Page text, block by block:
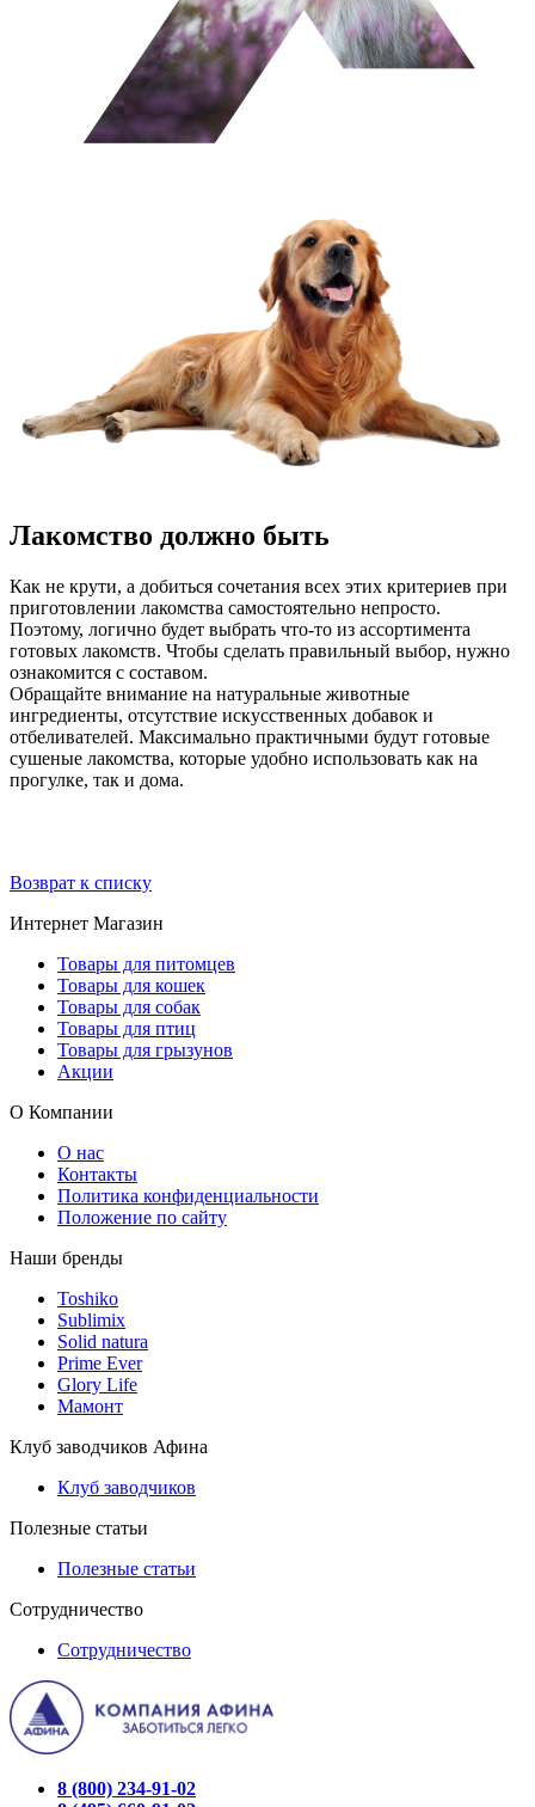
Лакомство должно быть
Как не крути, а добиться сочетания всех этих критериев при
приготовлении лакомства самостоятельно непросто.
Поэтому, логично будет выбрать что-то из ассортимента
готовых лакомств. Чтобы сделать правильный выбор, нужно
ознакомится с составом.
Обращайте внимание на натуральные животные
ингредиенты, отсутствие искусственных добавок и
отбеливателей. Максимально практичными будут готовые
сушеные лакомства, которые удобно использовать как на
прогулке, так и дома.
Возврат к списку
Интернет Магазин
Товары для питомцев
Товары для кошек
Товары для собак
Товары для птиц
Товары для грызунов
Акции
О Компании
О нас
Контакты
Политика конфиденциальности
Положение по сайту
Наши бренды
Toshiko
Sublimix
Solid natura
Prime Ever
Glory Life
Мамонт
Клуб заводчиков Афина
Клуб заводчиков
Полезные статьи
Полезные статьи
Сотрудничество
Сотрудничество
8 (800) 234-91-02